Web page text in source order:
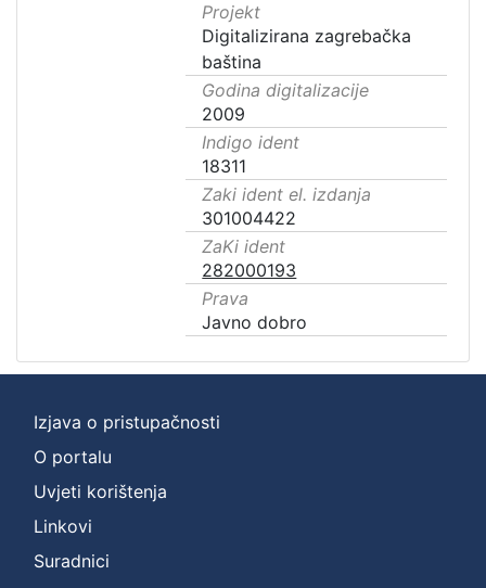
Projekt
Digitalizirana zagrebačka
baština
Godina digitalizacije
2009
Indigo ident
18311
Zaki ident el. izdanja
301004422
ZaKi ident
282000193
Prava
Javno dobro
Izjava o pristupačnosti
O portalu
Uvjeti korištenja
Linkovi
Suradnici